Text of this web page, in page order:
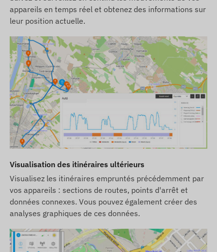
carte de crédit SMS, que vous trouverez dans
notre boutique en ligne, parmi les produits
Les descriptions et les images des appareils sur le
site Web sont basées sur les informations
publiées par le fabricant, qui ne sont pas toujours
exactes et exemptes d'erreurs. Le fabricant se
réserve le droit de modifier certains paramètres
du produit ou de son emballage sans préavis - la
mise à jour de ces informations sur notre site Web
se fait après détection et évaluation de ces
modifications.
appareils en temps réel et obtenez des informations sur
leur position actuelle.
Visualisation des itinéraires ultérieurs
Visualisez les itinéraires empruntés précédemment par
vos appareils : sections de routes, points d'arrêt et
données connexes. Vous pouvez également créer des
analyses graphiques de ces données.